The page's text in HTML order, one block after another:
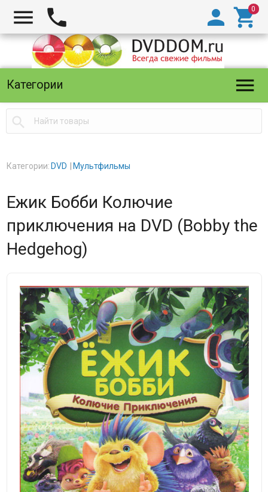
  

Категории 

Категории: DVD Мультфильмы
Ежик Бобби Колючие
приключения на DVD (Bobby the
Hedgehog)